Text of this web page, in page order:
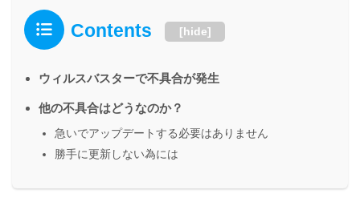
Contents [hide]
ウィルスバスターで不具合が発生
他の不具合はどうなのか？
急いでアップデートする必要はありません
勝手に更新しない為には